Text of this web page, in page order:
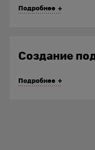
Подробнее
Создание
Подробнее